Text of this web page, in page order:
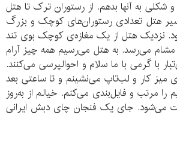
شکلی به آنها بدهم. از رستوران ترک تا هتل
هتل تعدادی رستوران‌های کوچک و بزرگ
نزدیک هتل از یک مغازه‌ی کوچک بوی تند
مشام می‌رسد. به هتل می‌رسیم همه چیز آرام
با گرمی با ما سلام و احوالپرسی می‌کنند.
میز کار و لب‌تاپ می‌نشینم و تا ساعتی بعد
را مرتب و فایل‌بندی می‌کنم. خیالم از به‌روز
می‌شود. جای یک فنجان چای دبش ایرانی